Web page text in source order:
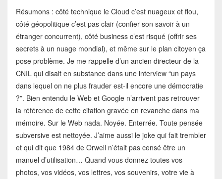
Résumons : côté technique le Cloud c’est nuageux et flou,
côté géopolitique c’est pas clair (confier son savoir à un
étranger concurrent), côté business c’est risqué (offrir ses
secrets à un nuage mondial), et même sur le plan citoyen ça
pose problème. Je me rappelle d’un ancien directeur de la
CNIL qui disait en substance dans une interview “un pays
dans lequel on ne plus frauder est-il encore une démocratie
?”. Bien entendu le Web et Google n’arrivent pas retrouver
la référence de cette citation gravée en revanche dans ma
mémoire. Sur le Web nada. Noyée. Enterrée. Toute pensée
subversive est nettoyée. J’aime aussi le joke qui fait trembler
et qui dit que 1984 de Orwell n’était pas censé être un
manuel d’utilisation… Quand vous donnez toutes vos
photos, vos vidéos, vos lettres, vos souvenirs, votre vie à